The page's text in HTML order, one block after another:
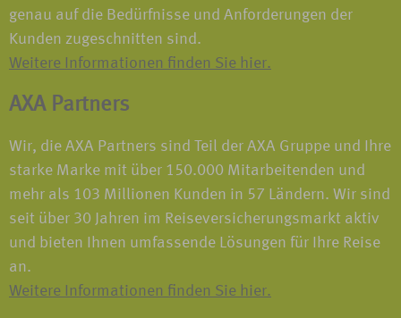
genau auf die Bedürfnisse und Anforderungen der
Kunden zugeschnitten sind.
Weitere Informationen finden Sie hier.
AXA Partners
Wir, die AXA Partners sind Teil der AXA Gruppe und Ihre
starke Marke mit über 150.000 Mitarbeitenden und
mehr als 103 Millionen Kunden in 57 Ländern. Wir sind
seit über 30 Jahren im Reiseversicherungsmarkt aktiv
und bieten Ihnen umfassende Lösungen für Ihre Reise
an.
Weitere Informationen finden Sie hier.